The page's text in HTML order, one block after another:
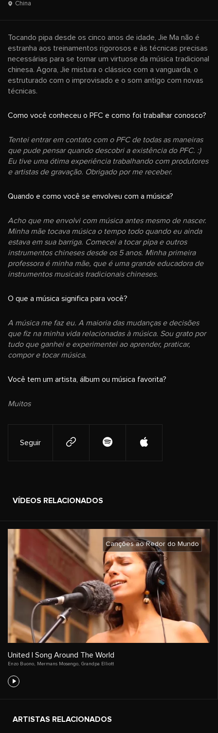
China
Tocando pipa desde os cinco anos de idade, Jie Ma não é
estranha aos treinamentos rigorosos e às técnicas precisas
necessárias para se tornar um virtuose da música tradicional
chinesa. Agora, Jie mistura o clássico com a vanguarda, o
estruturado com o improvisado e o som antigo com novas
técnicas.
Como você conheceu o PFC e como foi trabalhar conosco?
Tentei entrar em contato com o PFC de todas as maneiras
que pude pensar quando descobri a existência do PFC. :)
Eu tive uma ótima experiência trabalhando com produtores
e artistas de gravação. Obrigado por me receber.
Quando e como você se envolveu com a música?
Acho que me envolvi com música antes mesmo de nascer.
Minha mãe tocava música o tempo todo quando eu ainda
estava em sua barriga. Comecei a tocar pipa e outros
instrumentos chineses desde os 5 anos. Minha primeira
professora é minha mãe, que é uma grande educadora de
instrumentos musicais tradicionais chineses.
O que a música significa para você?
A música me faz eu. A maioria das mudanças e decisões
que fiz na minha vida relacionadas à música. Sou grato por
tudo que ganhei e experimentei ao aprender, praticar,
compor e tocar música.
Você tem um artista, álbum ou música favorita?
Muitos
Seguir
VÍDEOS RELACIONADOS
Canções ao Redor do Mundo
United | Song Around The World
Enzo Buono Mermans Mosengo Grandpa Elliott
ARTISTAS RELACIONADOS